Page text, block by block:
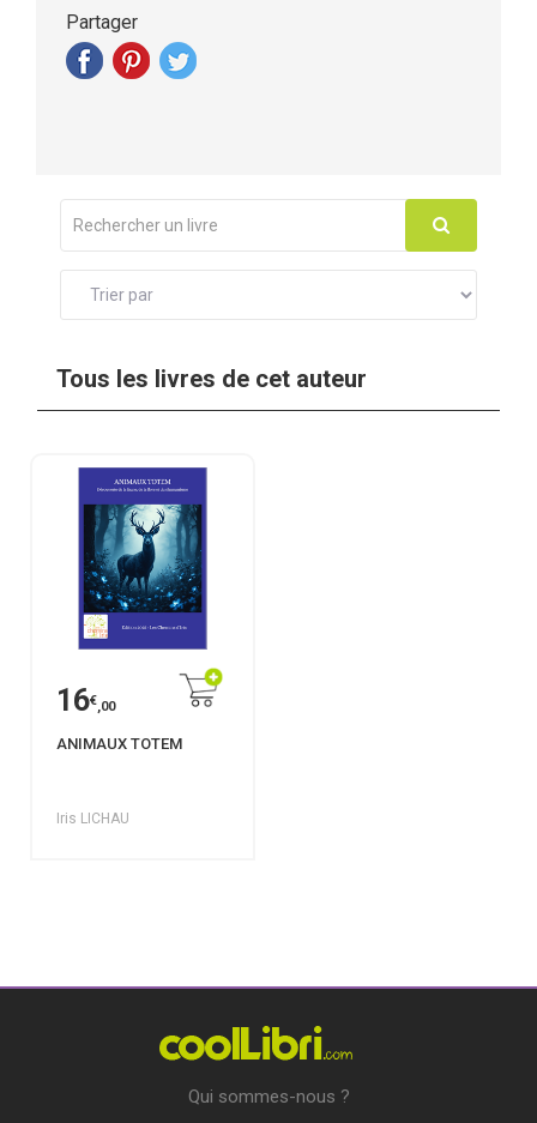
Partager
Tous les livres de cet auteur
16€,00
ANIMAUX TOTEM
Iris LICHAU
Qui sommes-nous ?